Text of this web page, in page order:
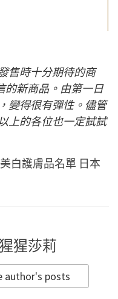
售時十分期待的商
的新商品。由第一日
變得很有彈性。儘管
上的各位也一定試試
白護膚品名單 日本
猩猩莎莉
author's posts